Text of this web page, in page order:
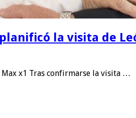
la visita de
Max x1 Tras confirmarse la visita …